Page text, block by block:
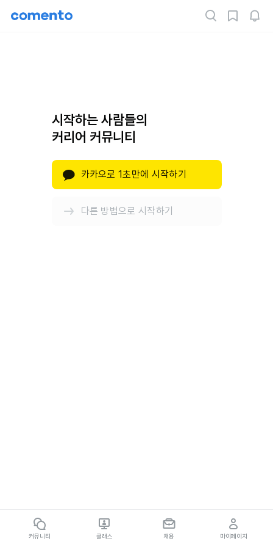
시작하는 사람들의
커리어 커뮤니티
카카오로 1초만에 시작하기
다른 방법으로 시작하기
커뮤니티 클래스 채용 마이페이지